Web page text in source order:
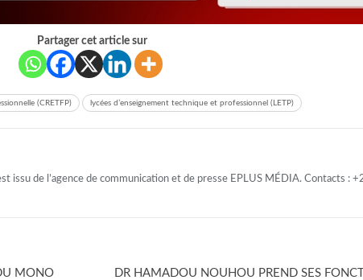
Partager cet article sur
(CRETFP) lycées d’enseignement technique et professionnel (LETP)
issu de l’agence de communication et de presse EPLUS MÉDIA.
MONO
DR HAMADOU NOUHOU PREND SES